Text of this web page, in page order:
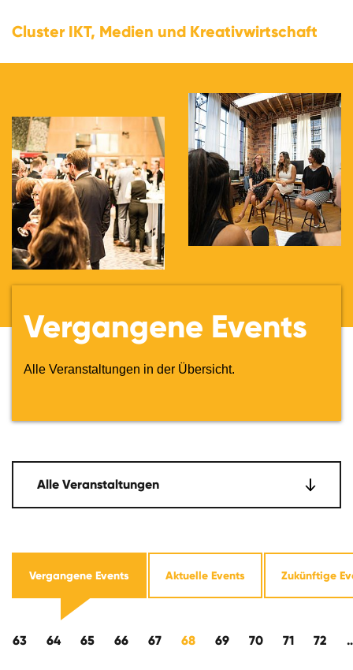
Cluster IKT, Medien und Kreativwirtschaft
Vergangene Events
Alle Veranstaltungen in der Übersicht.
Vergangene Events Aktuelle Events Zukünftige
Alle Veranstaltungen
63 64 65 66 67 68 69 70 71 72